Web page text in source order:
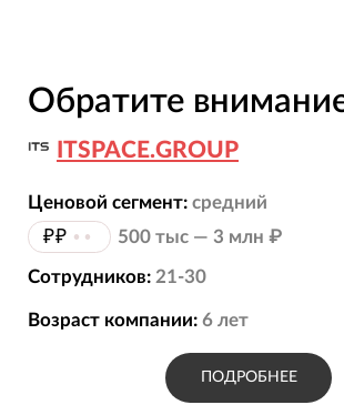
Leo Agency.
Обратите
ITSPACE.GROUP
Ценовой сегмент: средний
₽₽ •• 500 тыс — 3 млн ₽
Сотрудников: 21-30
Возраст компании: 6 лет
ПОДРОБНЕЕ